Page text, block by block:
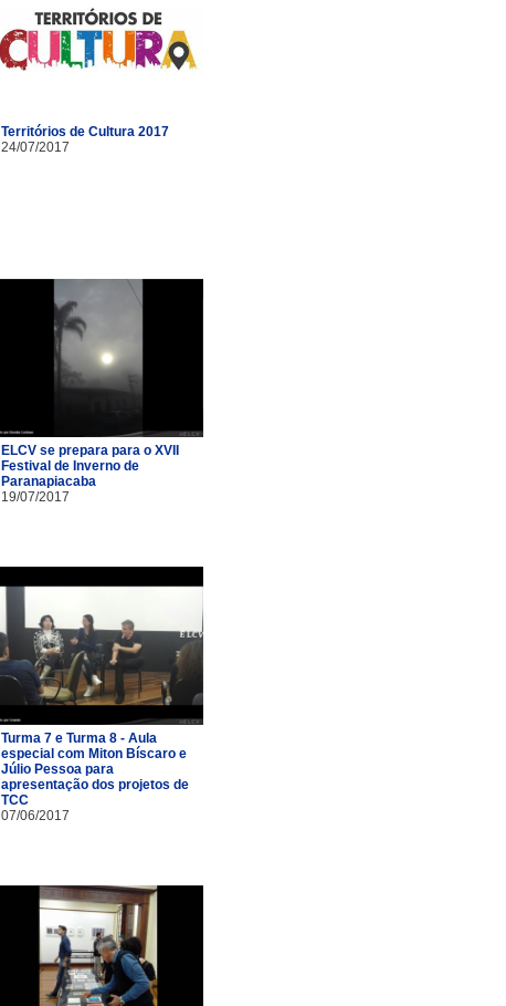
Territórios de Cultura 2017
24/07/2017
ELCV se prepara para o XVII
Festival de Inverno de
Paranapiacaba
19/07/2017
Turma 7 e Turma 8 - Aula
especial com Miton Bíscaro e
Júlio Pessoa para
apresentação dos projetos de
TCC
07/06/2017